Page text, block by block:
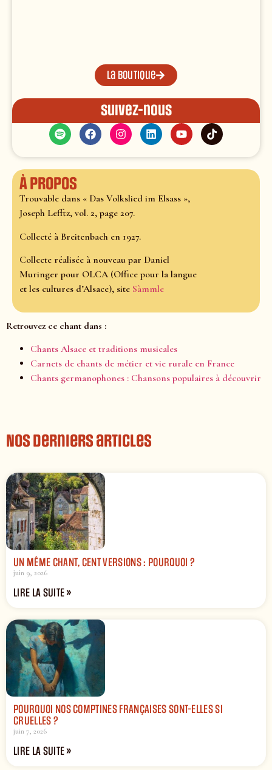
La boutique
Suivez-nous
À propos
Trouvable dans « Das Volkslied im Elsass »,
Joseph Lefftz, vol. 2, page 207.
Collecté à Breitenbach en 1927.
Collecte réalisée à nouveau par Daniel
Muringer pour OLCA (Office pour la langue
et les cultures d’Alsace), site Sàmmle
Retrouvez ce chant dans :
Chants Alsace et traditions musicales
Carnets de chants de métier et vie rurale en France
Chants germanophones : Chansons populaires à découvrir
Nos derniers articles
UN MÊME CHANT, CENT VERSIONS : POURQUOI ?
juin 9, 2026
LIRE LA SUITE »
POURQUOI NOS COMPTINES FRANÇAISES SONT-ELLES SI
CRUELLES ?
juin 7, 2026
LIRE LA SUITE »